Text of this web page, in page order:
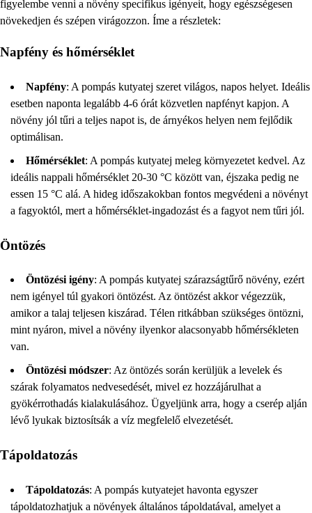
figyelembe venni a növény specifikus igényeit, hogy egészségesen
növekedjen és szépen virágozzon. Íme a részletek:
Napfény és hőmérséklet
Napfény: A pompás kutyatej szeret világos, napos helyet. Ideális
esetben naponta legalább 4-6 órát közvetlen napfényt kapjon. A
növény jól tűri a teljes napot is, de árnyékos helyen nem fejlődik
optimálisan.
Hőmérséklet: A pompás kutyatej meleg környezetet kedvel. Az
ideális nappali hőmérséklet 20-30 °C között van, éjszaka pedig ne
essen 15 °C alá. A hideg időszakokban fontos megvédeni a növényt
a fagyoktól, mert a hőmérséklet-ingadozást és a fagyot nem tűri jól.
Öntözés
Öntözési igény: A pompás kutyatej szárazságtűrő növény, ezért
nem igényel túl gyakori öntözést. Az öntözést akkor végezzük,
amikor a talaj teljesen kiszárad. Télen ritkábban szükséges öntözni,
mint nyáron, mivel a növény ilyenkor alacsonyabb hőmérsékleten
van.
Öntözési módszer: Az öntözés során kerüljük a levelek és
szárak folyamatos nedvesedését, mivel ez hozzájárulhat a
gyökérrothadás kialakulásához. Ügyeljünk arra, hogy a cserép alján
lévő lyukak biztosítsák a víz megfelelő elvezetését.
Tápoldatozás
Tápoldatozás: A pompás kutyatejet havonta egyszer
tápoldatozhatjuk a növények általános tápoldatával, amelyet a